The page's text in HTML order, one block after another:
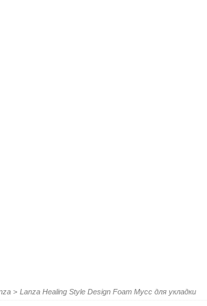
> Lanza Healing Style Design Foam Мусс для укладки